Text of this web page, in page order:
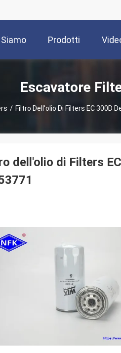
Prodotti
Escavatore
/ Filtro Dell'olio Di Filters EC 300D
dell'olio di Filters